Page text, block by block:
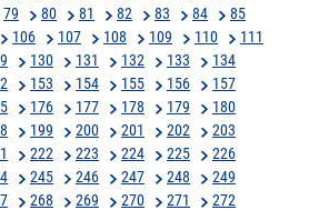
79 80 81 82 83 84
85
106 107 108 109 110
111
130 131 132 133
134
153 154 155 156
157
176 177 178 179
180
199 200 201 202
203
222 223 224 225
226
245 246 247 248
249
268 269 270 271
272